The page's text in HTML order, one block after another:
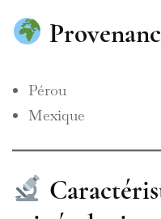
Pérou
Mexique